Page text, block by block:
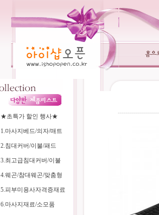
★초특가 할인 행사★
1.마사지베드/의자/매트
2.침대커버/이불/패드
3.최고급침대커버/이불
4.웨곤/참대웨곤/맞춤형
5.피부미용사자격증재료
6.마사지재료/소모품